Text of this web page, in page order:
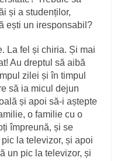
și a studenților,
ești un iresponsabil?
La fel și chiria. Și mai
Au dreptul să aibă
zilei și în timpul
să ia micul dejun
și apoi să‑i aștepte
o familie cu o
împreună, și se
la televizor, și apoi
un pic la televizor, și